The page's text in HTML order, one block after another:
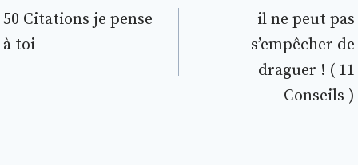
de
l’article
50 Citations je pense
à toi
il ne peut pas
s’empêcher de
draguer ! ( 11
Conseils )